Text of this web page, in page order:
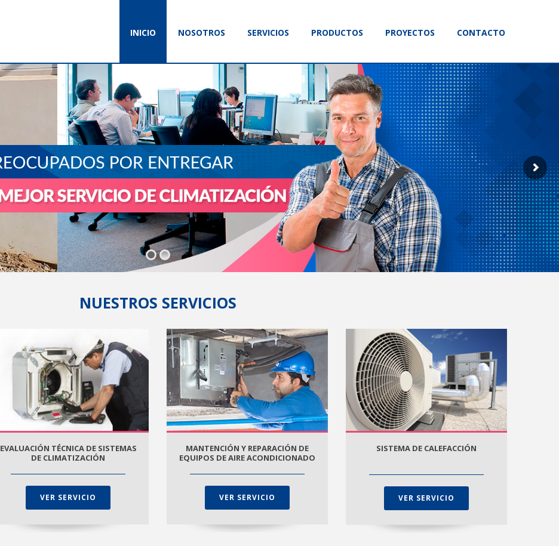
INICIO NOSOTROS SERVICIOS PRODUCTOS PROYECTOS CONTACTO
NUESTROS SERVICIOS
EVALUACIÓN TÉCNICA DE SISTEMAS
DE CLIMATIZACIÓN
VER SERVICIO
MANTENCIÓN Y REPARACIÓN DE
EQUIPOS DE AIRE ACONDICIONADO
VER SERVICIO
SISTEMA DE CALEFACCIÓN
VER SERVICIO